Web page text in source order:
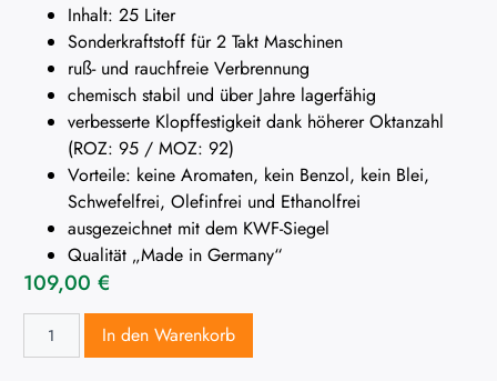
Inhalt: 25 Liter
Sonderkraftstoff für 2 Takt Maschinen
ruß- und rauchfreie Verbrennung
chemisch stabil und über Jahre lagerfähig
verbesserte Klopffestigkeit dank höherer Oktanzahl
(ROZ: 95 / MOZ: 92)
Vorteile: keine Aromaten, kein Benzol, kein Blei,
Schwefelfrei, Olefinfrei und Ethanolfrei
ausgezeichnet mit dem KWF-Siegel
Qualität „Made in Germany“
109,00 €
In den Warenkorb